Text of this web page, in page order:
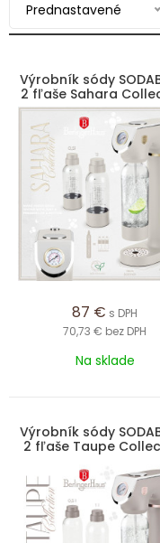
Prednastavené
Výrobník sódy
2 fľaše Sahara
87 € s DPH
70,73 € bez DPH
Na sklade
Výrobník sódy
2 fľaše Taupe